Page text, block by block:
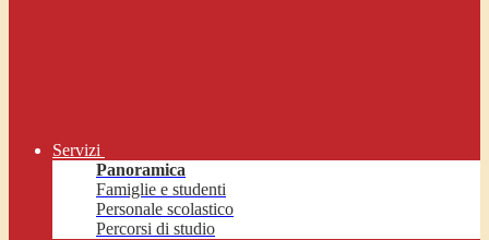
Servizi
Panoramica
Famiglie e studenti
Personale scolastico
Percorsi di studio